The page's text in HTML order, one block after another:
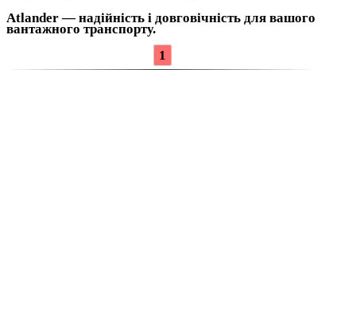
Atlander — надійність і довговічність для вашого
вантажного транспорту.
1